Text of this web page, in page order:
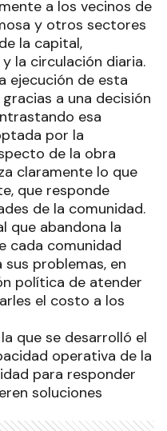
a los vecinos de
y otros sectores
la capital,
la circulación diaria.
ejecución de esta
a una decisión
esa
por la
de la obra
claramente lo que
que responde
de la comunidad.
que abandona la
cada comunidad
problemas, en
política de atender
el costo a los
que se desarrolló el
operativa de la
para responder
soluciones